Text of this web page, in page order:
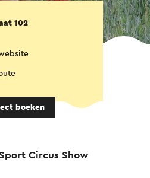
102
boeken
Circus Show